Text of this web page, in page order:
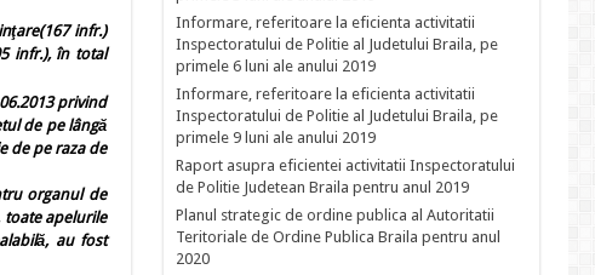
infr.)
infr.), în total
privind
de pe lângă
de pe raza de
organul de
toate apelurile
au fost
Informare, referitoare la eficienta activitatii
Inspectoratului de Politie al Judetului Braila, pe
primele 6 luni ale anului 2019
Informare, referitoare la eficienta activitatii
Inspectoratului de Politie al Judetului Braila, pe
primele 9 luni ale anului 2019
Raport asupra eficientei activitatii Inspectoratului
de Politie Judetean Braila pentru anul 2019
Planul strategic de ordine publica al Autoritatii
Teritoriale de Ordine Publica Braila pentru anul
2020